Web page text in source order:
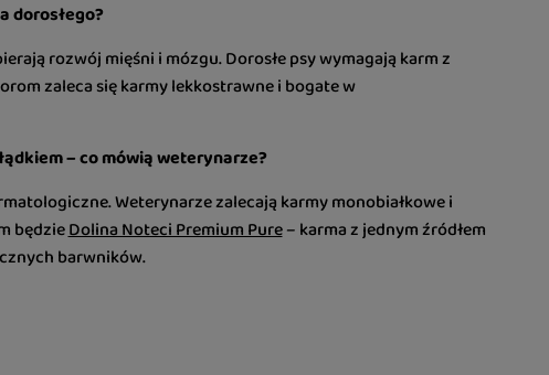
dorosłego?
rozwój mięśni i mózgu. Dorosłe psy wymagają karm z
zaleca się karmy lekkostrawne i bogate w
– co mówią weterynarze?
Weterynarze zalecają karmy monobiałkowe i
będzieDolina Noteci Premium Pure– karma z jednym źródłem
barwników.